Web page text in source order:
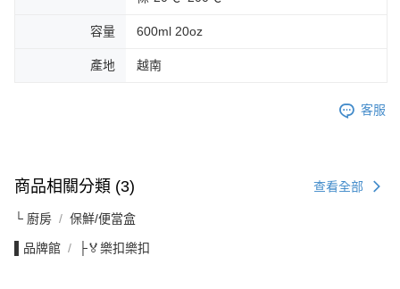
容量 600ml 20oz
產地 越南
客服
商品相關分類 (3) 查看全部
└ 廚房 保鮮/便當盒
▌品牌館 ├🏅樂扣樂扣